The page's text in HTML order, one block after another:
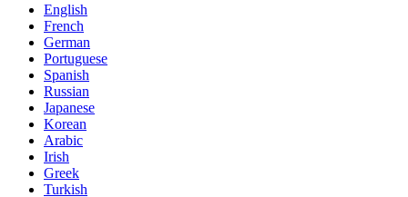
English
French
German
Portuguese
Spanish
Russian
Japanese
Korean
Arabic
Irish
Greek
Turkish